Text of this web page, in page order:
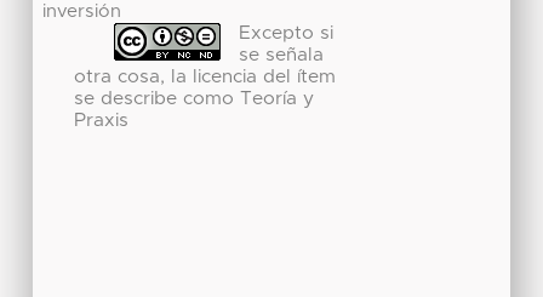
inversión
Excepto si
se señala
otra cosa, la licencia del ítem
se describe como Teoría y
Praxis